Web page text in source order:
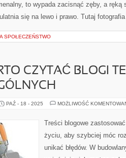
to wypada zacisnąć zęby, a ręką
się na lewo i prawo. Tutaj
SPOŁECZEŃSTWO
CZYTAĆ BLOGI
PAŹ - 18 - 2025 MOŻLIWOŚĆ
Treści blogowe
życiu, aby szybciej móc
unikać błędów. W